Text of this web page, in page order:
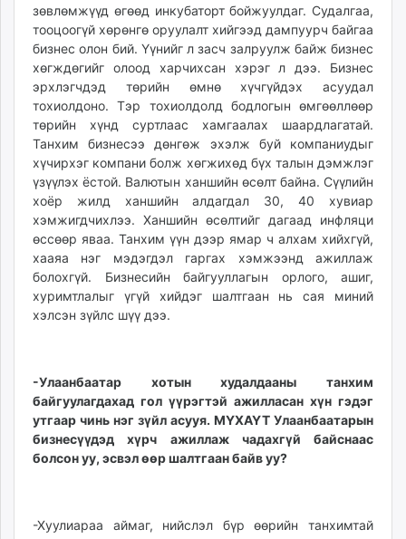
зөвлөмжүүд өгөөд инкубаторт бойжуулдаг. Судалгаа,
тооцоогүй хөрөнгө оруулалт хийгээд дампуурч байгаа
бизнес олон бий. Үүнийг л засч залруулж байж бизнес
хөгждөгийг олоод харчихсан хэрэг л дээ. Бизнес
эрхлэгчдэд төрийн өмнө хүчгүйдэх асуудал
тохиолдоно. Тэр тохиолдолд бодлогын өмгөөллөөр
төрийн хүнд суртлаас хамгаалах шаардлагатай.
Танхим бизнесээ дөнгөж эхэлж буй компаниудыг
хүчирхэг компани болж хөгжихөд бүх талын дэмжлэг
үзүүлэх ёстой. Валютын ханшийн өсөлт байна. Сүүлийн
хоёр жилд ханшийн алдагдал 30, 40 хувиар
хэмжигдчихлээ. Ханшийн өсөлтийг дагаад инфляци
өссөөр яваа. Танхим үүн дээр ямар ч алхам хийхгүй,
хааяа нэг мэдэгдэл гаргах хэмжээнд ажиллаж
болохгүй. Бизнесийн байгууллагын орлого, ашиг,
хуримтлалыг үгүй хийдэг шалтгаан нь сая миний
хэлсэн зүйлс шүү дээ.
-Улаанбаатар хотын худалдааны танхим
байгуулагдахад гол үүрэгтэй ажилласан хүн гэдэг
утгаар чинь нэг зүйл асууя. МҮХАҮТ Улаанбаатарын
бизнесүүдэд хүрч ажиллаж чадахгүй байснаас
болсон уу, эсвэл өөр шалтгаан байв уу?
-Хуулиараа аймаг, нийслэл бүр өөрийн танхимтай